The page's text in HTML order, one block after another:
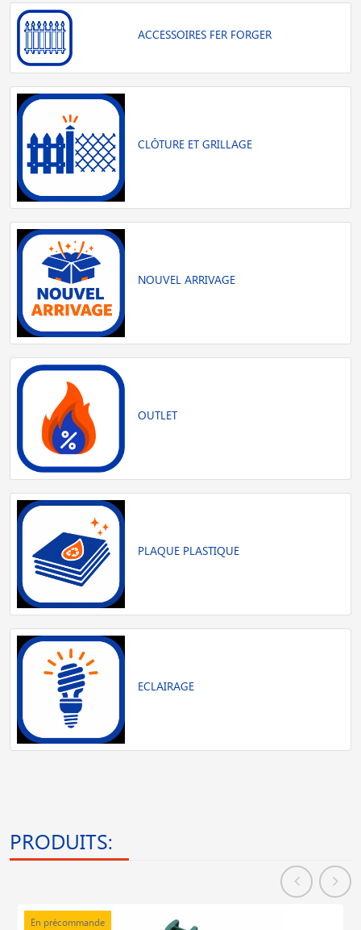
ACCESSOIRES FER FORGER
CLÔTURE ET GRILLAGE
NOUVEL ARRIVAGE
OUTLET
PLAQUE PLASTIQUE
ECLAIRAGE
PRODUITS:
En stock